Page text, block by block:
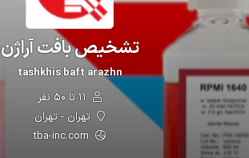
تشخیص بافت آراژن
tashkhis baft arazhn
تهران - تهران